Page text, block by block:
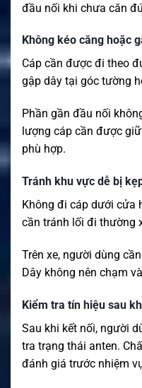
đầu nối khi chưa căn
Không kéo căng hoặc
Cáp cần được đi theo
gập dây tại góc tường
Phần gần đầu nối
lượng cáp cần được
phù hợp.
Tránh khu vực dễ bị
Không đi cáp dưới cửa
cần tránh lối đi thường
Trên xe, người dùng
Dây không nên chạm
Kiểm tra tín hiệu sau
Sau khi kết nối, người
tra trạng thái anten.
đánh giá trước nhiệm